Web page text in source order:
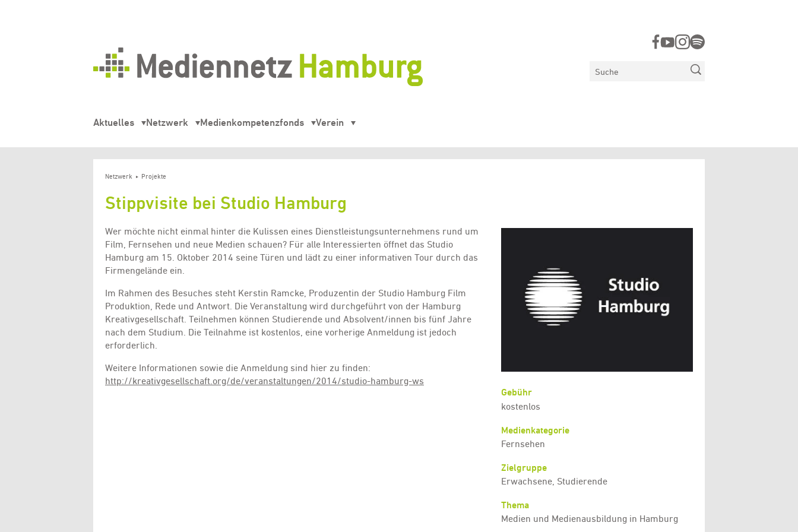
Aktuelles Netzwerk Medienkompetenzfonds Verein
Suchen
Netzwerk Projekte
Stippvisite bei Studio Hamburg
Wer möchte nicht einmal hinter die Kulissen eines Dienstleistungsunternehmens rund um
Film, Fernsehen und neue Medien schauen? Für alle Interessierten öffnet das Studio
Hamburg am 15. Oktober 2014 seine Türen und lädt zu einer informativen Tour durch das
Firmengelände ein.
Im Rahmen des Besuches steht Kerstin Ramcke, Produzentin der Studio Hamburg Film
Produktion, Rede und Antwort. Die Veranstaltung wird durchgeführt von der Hamburg
Kreativgesellschaft. Teilnehmen können Studierende und Absolvent/innen bis fünf Jahre
nach dem Studium. Die Teilnahme ist kostenlos, eine vorherige Anmeldung ist jedoch
erforderlich.
Weitere Informationen sowie die Anmeldung sind hier zu finden:
http://kreativgesellschaft.org/de/veranstaltungen/2014/studio-hamburg-ws
Gebühr
kostenlos
Medienkategorie
Fernsehen
Zielgruppe
Erwachsene, Studierende
Thema
Medien und Medienausbildung in Hamburg